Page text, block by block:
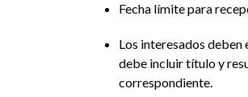
Fecha límite para
Los interesados deben
debe incluir título y
correspondiente.